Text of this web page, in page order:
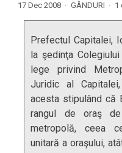
17 Dec 2008 · GÂNDURI · 1
Prefectul Capitalei,
la şedinţa
lege privind
Juridic al
acesta stipulând că
rangul de oraş
metropolă, ceea
unitară a oraşului,